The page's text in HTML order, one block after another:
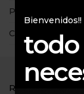
Políticas de la
Consultas
RELATED
Bienvenidos!!
todo